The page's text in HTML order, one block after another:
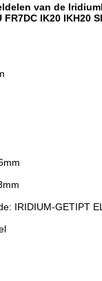
van de
FR7DC IK20 IKH20
IRIDIUM-GETIPT